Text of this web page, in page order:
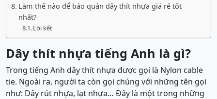
Làm thế nào để bảo quản dây thít nhựa giá rẻ tốt
nhất?
Lời kết
Dây thít nhựa tiếng Anh là gì?
Trong tiếng Anh dây thít nhựa được gọi là Nylon cable
tie. Ngoài ra, người ta còn gọi chúng với những tên gọi
như: Dây rút nhựa, lạt nhựa… Đây là một trong những